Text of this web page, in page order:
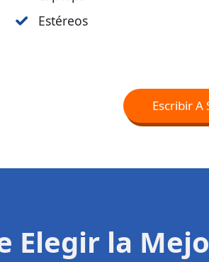
Estéreos
Escribir A
Elegir la